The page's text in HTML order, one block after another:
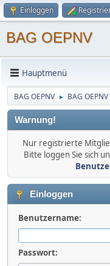
Einloggen
BAG OEPNV
Hauptmenü
BAG OEPNV ► BAG OEPNV
Warnung!
Nur registrierte
Bitte loggen Sie sich
Einloggen
Benutzername:
Passwort: